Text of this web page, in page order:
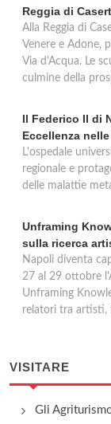
British
via
Reggia di
Alla Reggia di
Venere e Adone,
Via d'Acqua. Le
culmine della
Il Federico II di
Eccellenza
L'ospedale
regionale e
delle malattie
Unframing
sulla ricerca
Napoli diventa
27 al 29 ottobre
Unframing
relatori tra artisti,
VISITARE
Gli